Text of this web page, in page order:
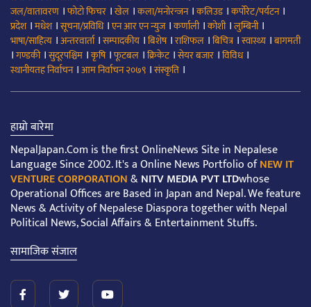
जल/वातावरण ।फोटो फिचर ।खेल ।कला/मनोरन्जन।कलिउड।कर्पोरेट/पर्यटन।
प्रदेश।मधेश।सूचना/प्रविधि।एन आर एन न्युज।कर्णाली।कोशी।लुम्बिनी।
भाषा/साहित्य ।अन्तरवार्ता।सम्पादकीय ।बिशेष।राशिफल ।बिचित्र।स्वास्थ्य ।बागमती
।गण्डकी।सुदूरपश्चिम ।कृषि।फूटबल ।क्रिकेट।सेयर बजार ।विविध।
स्थानीयतह निर्वाचन।आम निर्वाचन २०७९ ।संस्कृति ।
हाम्रो बारेमा
NepalJapan.Com is the first OnlineNews Site in Nepalese
Language Since 2002. It's a Online News Portfolio ofNEW IT
VENTURE CORPORATION&NITV MEDIA PVT LTDwhose
Operational Offices are Based in Japan and Nepal. We feature
News & Activity of Nepalese Diaspora together with Nepal
Political News, Social Affairs & Entertainment Stuffs.
सामाजिक संजाल